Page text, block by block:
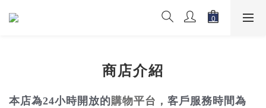
商店介紹
本店為24小時開放的購物平台， 客戶服務時間為